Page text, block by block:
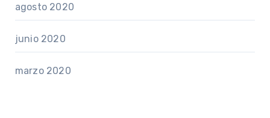
agosto 2020
junio 2020
marzo 2020